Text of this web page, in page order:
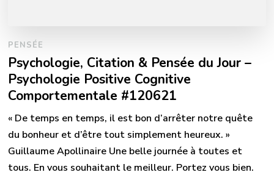
PENSÉE
Psychologie, Citation & Pensée du Jour –
Psychologie Positive Cognitive
Comportementale #120621
« De temps en temps, il est bon d’arrêter notre quête
du bonheur et d’être tout simplement heureux. »
Guillaume Apollinaire Une belle journée à toutes et
tous. En vous souhaitant le meilleur. Portez vous bien.